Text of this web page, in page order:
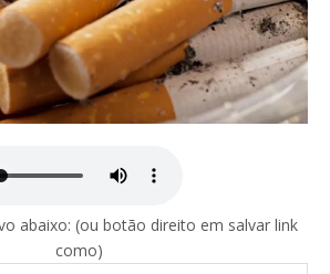
abaixo: (ou botão direito em salvar link
como)